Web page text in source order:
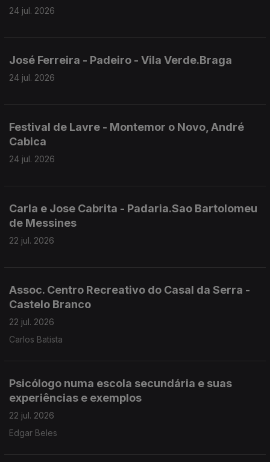
24 jul. 2026
José Ferreira - Padeiro - Vila Verde.Braga
24 jul. 2026
Festival de Lavre - Montemor o Novo, André
Cabica
24 jul. 2026
Carla e Jose Cabrita - Padaria.Sao Bartolomeu
de Messines
22 jul. 2026
Assoc. Centro Recreativo do Casal da Serra -
Castelo Branco
22 jul. 2026
Carlos Batista
Psicólogo numa escola secundária e suas
experiências e exemplos
22 jul. 2026
Edgar Beles